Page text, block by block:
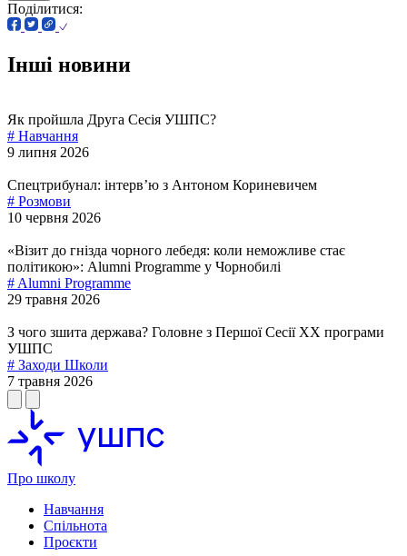
Поділитися:
Інші новини
Як пройшла Друга Сесія УШПС?
# Навчання
9 липня 2026
Спецтрибунал: інтервʼю з Антоном Кориневичем
# Розмови
10 червня 2026
«Візит до гнізда чорного лебедя: коли неможливе стає
політикою»: Alumni Programme у Чорнобилі
# Alumni Programme
29 травня 2026
З чого зшита держава? Головне з Першої Сесії ХХ програми
УШПС
# Заходи Школи
7 травня 2026
Про школу
Навчання
Спільнота
Проєкти